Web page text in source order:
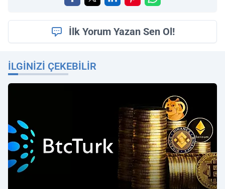
İlk Yorum Yazan Sen Ol!
İLGINIZI ÇEKEBILIR